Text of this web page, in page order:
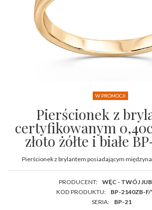
W PROMOCJI
Pierścionek z
certyfikowanym
złoto żółte i białe
Pierścionek z brylantem posiadającym
PRODUCENT:
WĘC - TWÓJ
KOD PRODUKTU:
BP-2140ZB-
SERIA:
BP-21